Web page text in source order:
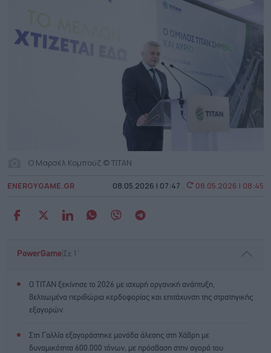
O Μαρσέλ Κομπούζ © ΤΙΤΑΝ
ENERGYGAME.GR 08.05.2026 | 07:47 08.05.2026 | 08:45
PowerGame Σε 1'
Ο ΤΙΤΑΝ ξεκίνησε το 2026 με ισχυρή οργανική ανάπτυξη,
βελτιωμένα περιθώρια κερδοφορίας και επιτάχυνση της στρατηγικής
εξαγορών.
Στη Γαλλία εξαγοράστηκε μονάδα άλεσης στη Χάβρη με
δυναμικότητα 600.000 τόνων, με πρόσβαση στην αγορά του